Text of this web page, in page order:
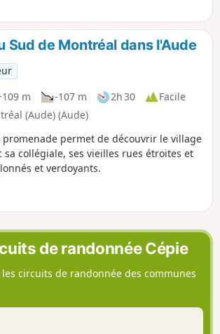
Jacques de
du joli village de
sa majestueuse
jaune
Sud de Montréal dans l'Aude
m -107 m 2h 30
Facile
(Aude) (Aude)
promenade permet de découvrir le village
sa collégiale, ses vieilles rues étroites et
et verdoyants.
de randonnée Cépie
les circuits de randonnée des communes